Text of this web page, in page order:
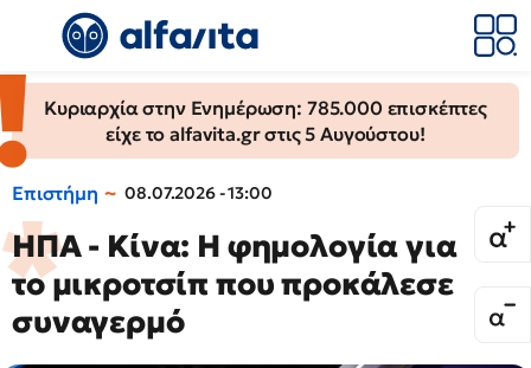
Κυριαρχία στην Ενημέρωση: 785.000 επισκέπτες
είχε το alfavita.gr στις 5 Αυγούστου!
Επιστήμη 08.07.2026 - 13:00
ΗΠΑ - Κίνα: Η φημολογία για
το μικροτσίπ που προκάλεσε
συναγερμό